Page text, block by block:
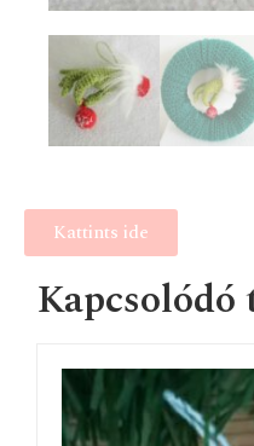
Kattints ide
Kapcsolódó